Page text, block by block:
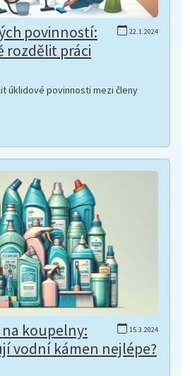
22.1.2024
povinností:
rozdělit práci
úklidové povinnosti mezi členy
15.3.2024
koupelny:
vodní kámen nejlépe?